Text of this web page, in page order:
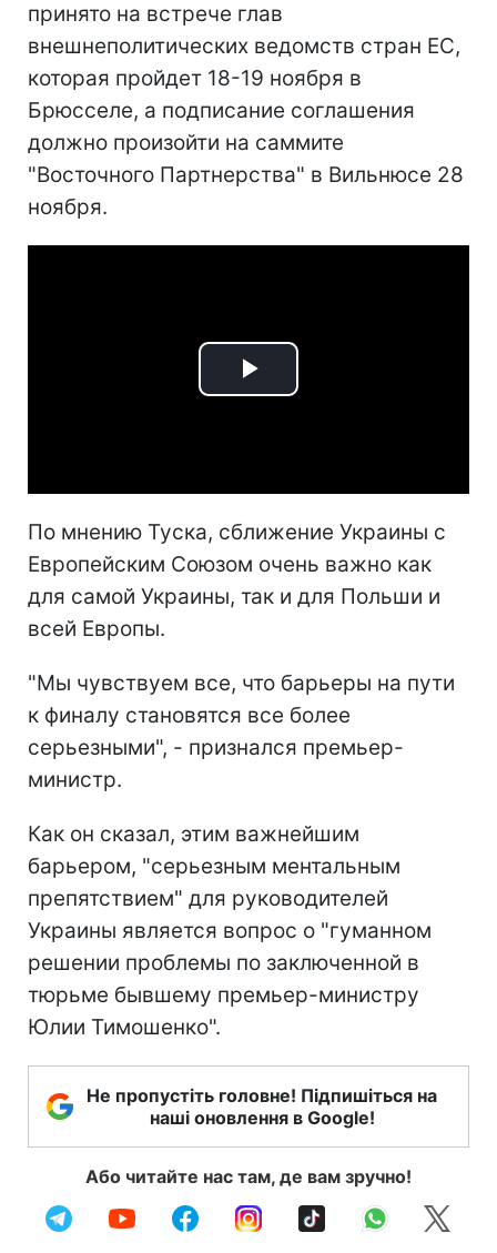
принято на встрече глав
внешнеполитических ведомств стран ЕС,
которая пройдет 18-19 ноября в
Брюсселе, а подписание соглашения
должно произойти на саммите
"Восточного Партнерства" в Вильнюсе 28
ноября.
Play
По мнению Туска, сближение Украины с
Европейским Союзом очень важно как
для самой Украины, так и для Польши и
всей Европы.
"Мы чувствуем все, что барьеры на пути
к финалу становятся все более
серьезными", - признался премьер-
министр.
Как он сказал, этим важнейшим
барьером, "серьезным ментальным
препятствием" для руководителей
Украины является вопрос о "гуманном
решении проблемы по заключенной в
тюрьме бывшему премьер-министру
Юлии Тимошенко".
Не пропустіть головне! Підпишіться на
наші оновлення в Google!
Або читайте нас там, де вам зручно!